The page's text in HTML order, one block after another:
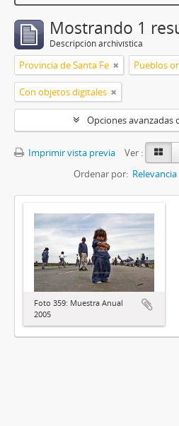
Mostrando 1
Descripción archivística
Provincia de Santa Fe Pueblos
Con objetos digitales
Opciones avanzadas
Imprimir vista previa
Ver :
Ordenar por: Relevancia
Foto 359: Muestra Anual
2005